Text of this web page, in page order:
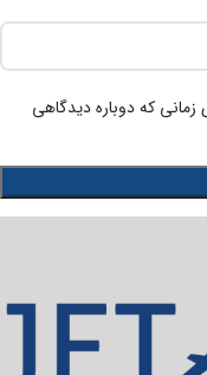
که دوباره دیدگاهی